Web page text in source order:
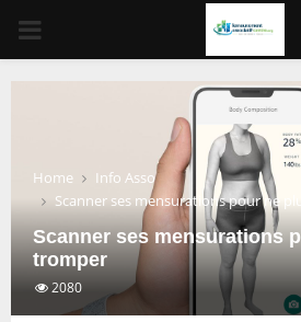
PRIMARY
MENU
Home
Info Asso
Scanner ses mensurations pour ne
Scanner ses mensurations
tromper
2080